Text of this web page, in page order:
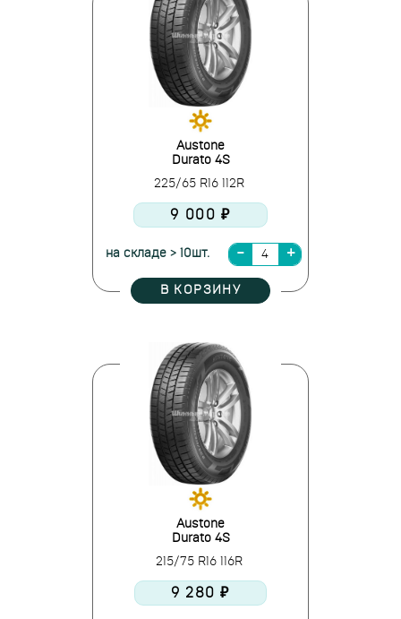
Austone
Durato 4S
225/65 R16 112R
9 000 ₽
на складе > 10шт.
В КОРЗИНУ
Austone
Durato 4S
215/75 R16 116R
9 280 ₽